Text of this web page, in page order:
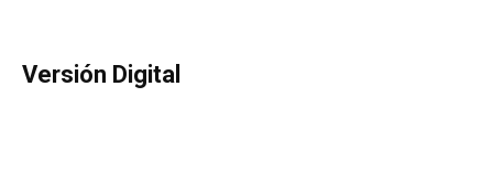
Versión Digital